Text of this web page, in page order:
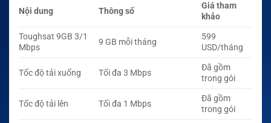
Nội dung Thông số
Giá tham
khảo
Toughsat 9GB 3/1
Mbps
9 GB mỗi tháng
599
USD/tháng
Tốc độ tải xuống Tối đa 3 Mbps
Đã gồm
trong gói
Tốc độ tải lên Tối đa 1 Mbps
Đã gồm
trong gói